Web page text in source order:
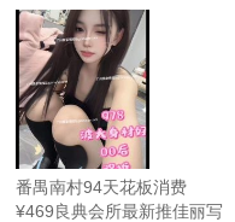
番禺南村94天花板消费
¥469良典会所最新推佳丽写